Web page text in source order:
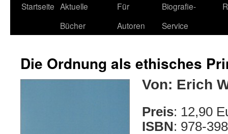
Startseite Aktuelle
Bücher
Für
Autoren
Biografie-
Service
Die Ordnung als ethisches
Von: Erich
Preis: 12,90
ISBN: 978-